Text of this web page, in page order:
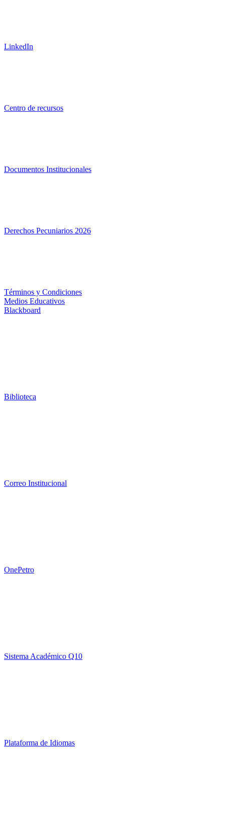
LinkedIn
Centro de recursos
Documentos Institucionales
Derechos Pecuniarios 2026
Términos y Condiciones
Medios Educativos
Blackboard
Biblioteca
Correo Institucional
OnePetro
Sistema Académico Q10
Plataforma de Idiomas